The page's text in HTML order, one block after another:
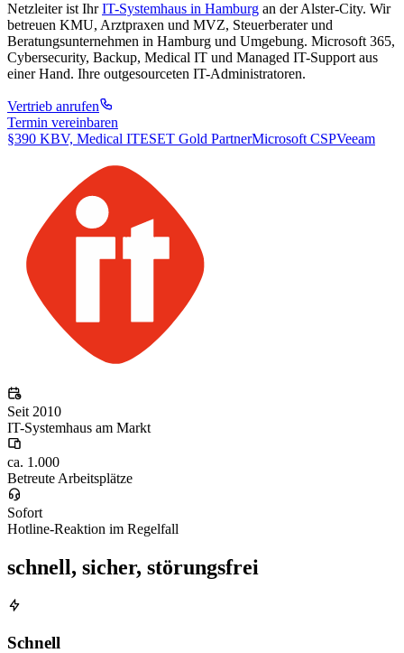
Netzleiter ist IhrIT-Systemhaus in Hamburg an der Alster-City. Wir
betreuen KMU, Arztpraxen und MVZ, Steuerberater und
Beratungsunternehmen in Hamburg und Umgebung. Microsoft 365,
Cybersecurity, Backup, Medical IT und Managed IT-Support aus
einer Hand. Ihre outgesourceten IT-Administratoren.
Vertrieb anrufen
Termin vereinbaren
§390 KBV, Medical ITESET Gold PartnerMicrosoft CSPVeeam
Seit 2010
IT-Systemhaus am Markt
ca. 1.000
Betreute Arbeitsplätze
Sofort
Hotline-Reaktion im Regelfall
schnell, sicher, störungsfrei
Schnell